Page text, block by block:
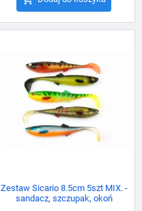
Zestaw Sicario 8.5cm 5szt MIX. -
sandacz, szczupak, okoń